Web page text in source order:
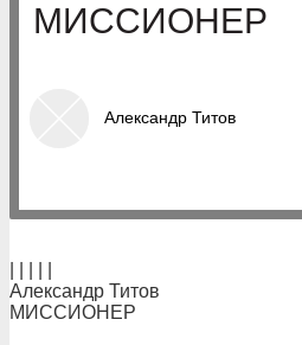
МИССИОНЕР
Александр Титов
Александр Титов
МИССИОНЕР